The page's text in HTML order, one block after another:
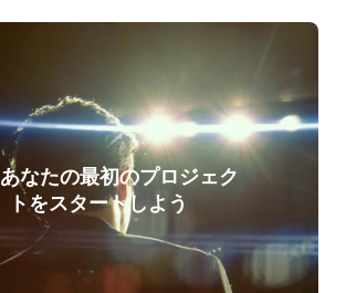
あなたの最初のプロジェク
トをスタートしよう